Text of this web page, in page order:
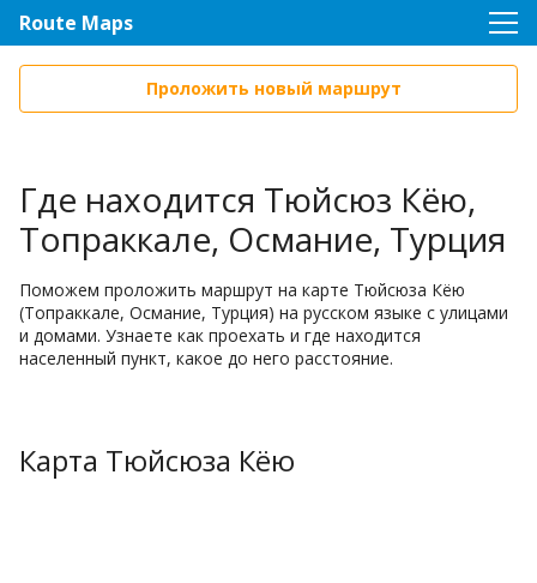
Route Maps
Проложить новый маршрут
Где находится Тюйсюз Кёю,
Топраккале, Османие, Турция
Поможем проложить маршрут на карте Тюйсюза Кёю
(Топраккале, Османие, Турция) на русском языке с улицами
и домами. Узнаете как проехать и где находится
населенный пункт, какое до него расстояние.
Карта Тюйсюза Кёю